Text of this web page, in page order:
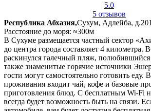
5.0
5 отзывов
Республика Абхазия,Сухум, Адлейба, д.201
Расстояние до моря: ≈300м
В Сухуме размещается частный сектор
до центра города составляет 4 километра.
раскинулся галечный пляж,
также знаменитые горячие источники
гости могут самостоятельно готовить еду.
проживания входит чай, кофе и базовые
приготовления блюд. С бесплатным Wi-Fi
всегда будет возможность быть на связи.